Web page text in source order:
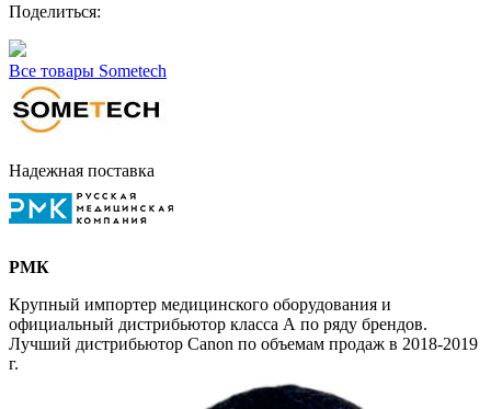
Поделиться:
Все товары Sometech
Надежная поставка
РМК
Крупный импортер медицинского оборудования и
официальный дистрибьютор класса А по ряду брендов.
Лучший дистрибьютор Canon по объемам продаж в 2018-2019
г.